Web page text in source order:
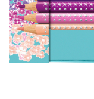
Suporti pictura
Blocuri pictura
Panza pe sasiu
Auxiliare pictura
Caiete A4
Caiete A5
Caiete Speciale
Coperte Plastic
Capsatoare
Ceasuri
Harti si Globuri
Lazi